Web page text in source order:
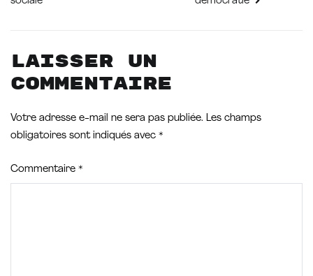
Laisser un
commentaire
Votre adresse e-mail ne sera pas publiée. Les champs
obligatoires sont indiqués avec *
Commentaire *